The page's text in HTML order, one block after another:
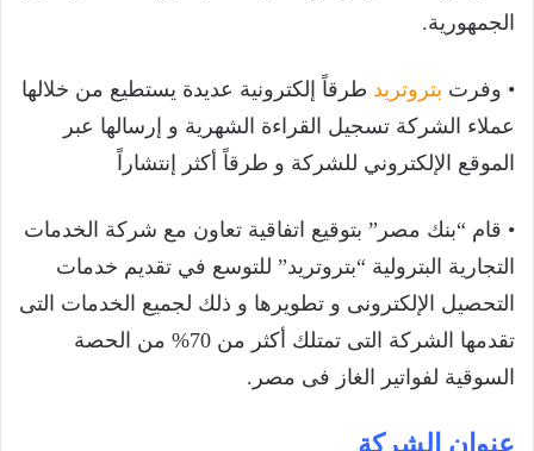
الجمهورية.
• وفرت بتروتريد طرقاً إلكترونية عديدة يستطيع من خلالها
عملاء الشركة تسجيل القراءة الشهرية و إرسالها عبر
الموقع الإلكتروني للشركة و طرقاً أكثر إنتشاراً
• قام “بنك مصر” بتوقيع اتفاقية تعاون مع شركة الخدمات
التجارية البترولية “بتروتريد” للتوسع في تقديم خدمات
التحصيل الإلكترونى و تطويرها و ذلك لجميع الخدمات التى
تقدمها الشركة التى تمتلك أكثر من 70% من الحصة
السوقية لفواتير الغاز فى مصر.
عنوان الشركة